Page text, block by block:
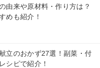
由来や原材料・作り方は？
めも紹介！
立のおかず27選！副菜・付
シピで紹介！